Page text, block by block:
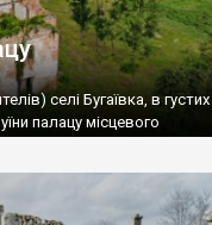
селі Бугаївка, в густих
палацу місцевого
У 60-х роках минулого
лікарню. Коли із